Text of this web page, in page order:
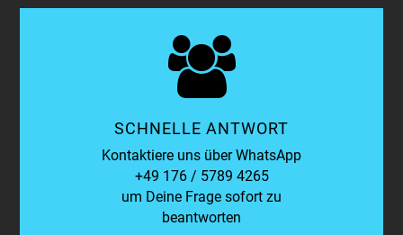
SCHNELLE ANTWORT
Kontaktiere uns über WhatsApp
+49 176 / 5789 4265
um Deine Frage sofort zu
beantworten